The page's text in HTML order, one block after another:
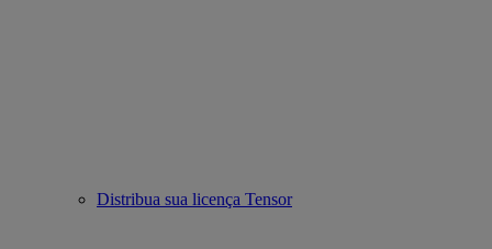
Distribua sua licença Tensor